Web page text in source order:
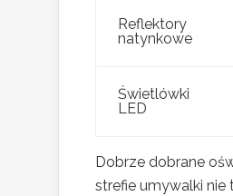
Reflektory
natynkowe
Świetlówki
LED
Dobrze dobrane
strefie umywalki nie